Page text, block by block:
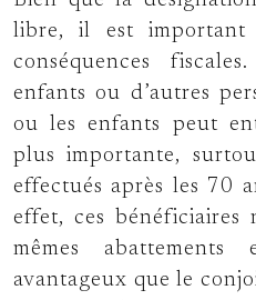
libre, il est important
conséquences
enfants ou d’autres
ou les enfants peut
plus importante,
effectués après les 70
effet, ces bénéficiaires
mêmes abattements
avantageux que le